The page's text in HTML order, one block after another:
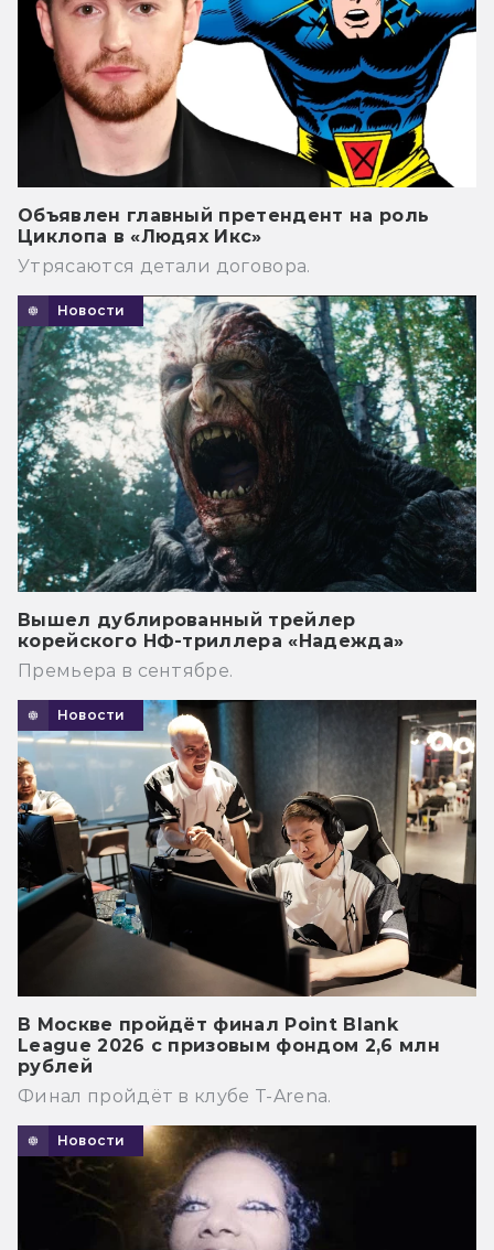
Объявлен главный претендент на роль
Циклопа в «Людях Икс»
Утрясаются детали договора.
Новости
Вышел дублированный трейлер
корейского НФ-триллера «Надежда»
Премьера в сентябре.
Новости
В Москве пройдёт финал Point Blank
League 2026 с призовым фондом 2,6 млн
рублей
Финал пройдёт в клубе T-Arena.
Новости